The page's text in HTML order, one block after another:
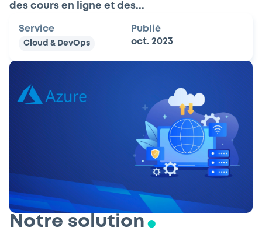
des cours en ligne et des...
Service
Cloud & DevOps
Publié
oct. 2023
Notre solution